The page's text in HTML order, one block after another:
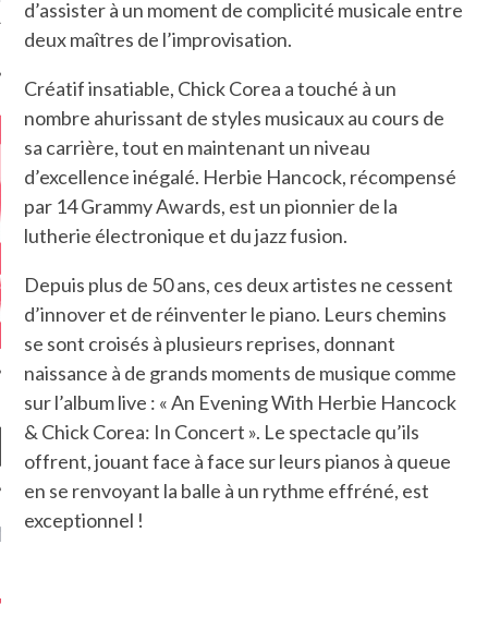
CRITIQUES
d’assister à un moment de complicité musicale entre
deux maîtres de l’improvisation.
Créatif insatiable, Chick Corea a touché à un
nombre ahurissant de styles musicaux au cours de
sa carrière, tout en maintenant un niveau
d’excellence inégalé. Herbie Hancock, récompensé
par 14 Grammy Awards, est un pionnier de la
lutherie électronique et du jazz fusion.
Depuis plus de 50 ans, ces deux artistes ne cessent
d’innover et de réinventer le piano. Leurs chemins
se sont croisés à plusieurs reprises, donnant
naissance à de grands moments de musique comme
sur l’album live : « An Evening With Herbie Hancock
& Chick Corea: In Concert ». Le spectacle qu’ils
offrent, jouant face à face sur leurs pianos à queue
en se renvoyant la balle à un rythme effréné, est
exceptionnel !